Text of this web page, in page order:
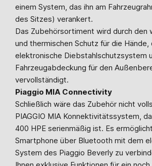
einem System, das ihn am
des Sitzes) verankert.
Das Zubehörsortiment wird durch den
und thermischen Schutz für die Hände,
elektronische Diebstahlschutzsystem
Fahrzeugabdeckung für den
vervollständigt.
Piaggio MIA Connectivity
Schließlich wäre das Zubehör nicht
PIAGGIO MIA Konnektivitätssystem,
400 HPE serienmäßig ist. Es
Smartphone über Bluetooth mit dem
System des Piaggio Beverly zu